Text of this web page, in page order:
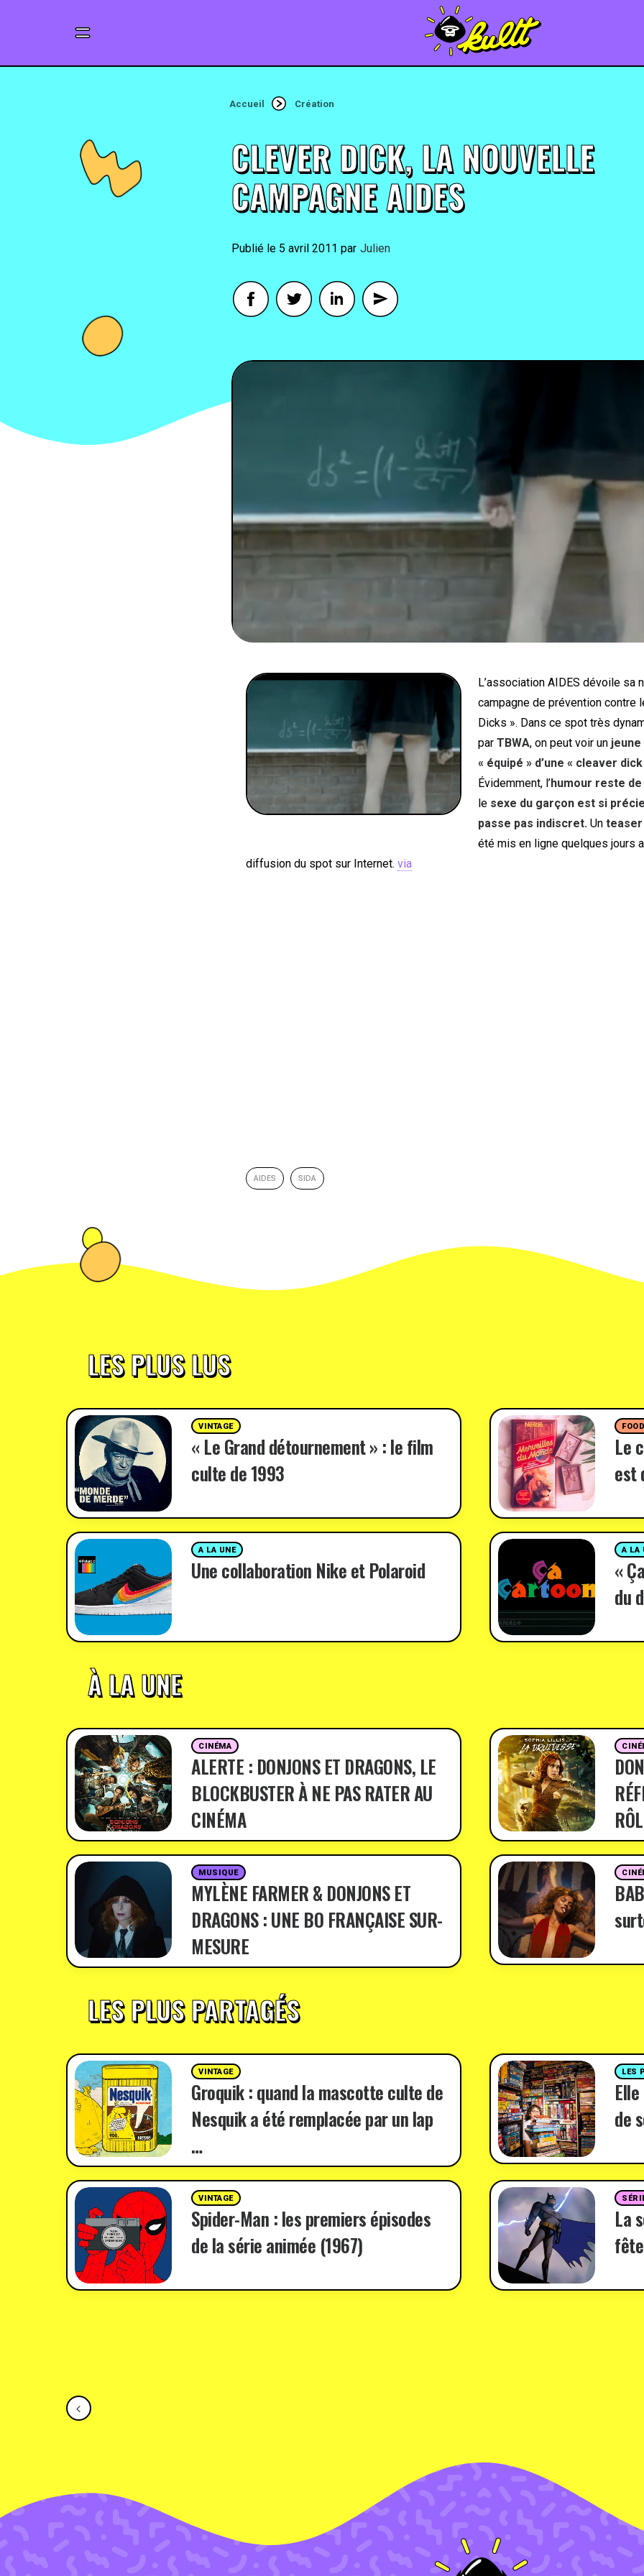
Accueil Création
CLEVER DICK, LA NOUVELLE
CAMPAGNE AIDES
5 avril 2011 By Julien
L’association AIDES dévoile sa
campagne de prévention contre
Dicks ». Dans ce spot très
par TBWA, on peut voir un
« équipé » d’une « cleaver dick
Évidemment, l’humour reste
le sexe du garçon est si
passe pas indiscret. Un
été mis en ligne quelques jours
diffusion du spot sur Internet. via
AIDES SIDA
LES PLUS LUS
VINTAGE
« Le Grand détournement » : le film
culte de 1993
Le
est
A LA UNE
Une collaboration Nike et Polaroid
A LA
«
du
À LA UNE
CINÉMA
ALERTE : DONJONS ET DRAGONS, LE
BLOCKBUSTER À NE PAS RATER AU
CINÉMA
MUSIQUE
MYLÈNE FARMER & DONJONS ET
DRAGONS : UNE BO FRANÇAISE SUR-
MESURE
LES PLUS PARTAGÉS
VINTAGE
Groquik : quand la mascotte culte de
Nesquik a été remplacée par un lap
…
LES
de
VINTAGE
Spider-Man : les premiers épisodes
de la série animée (1967)
La